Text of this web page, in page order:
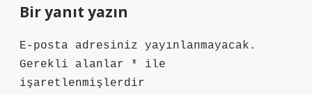
Bir yanıt yazın
E-posta adresiniz yayınlanmayacak.
Gerekli alanlar
*
ile
işaretlenmişlerdir